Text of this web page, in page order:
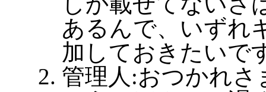
あるんで、いずれ
加しておきたいで
管理人:おつかれ